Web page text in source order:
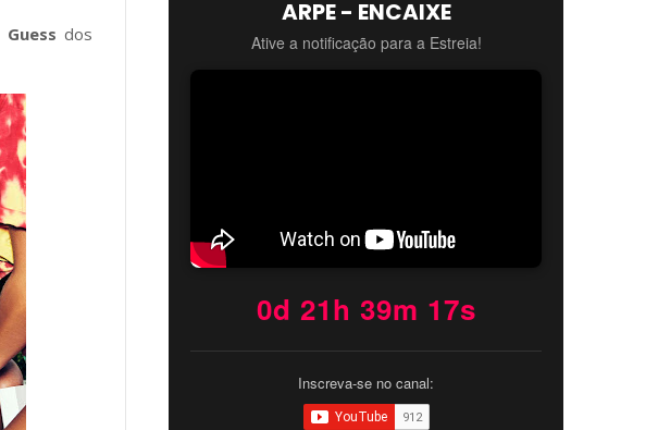
Guess dos
ARPE - ENCAIXE
Ative a notificação para a Estreia!
0d 21h 39m 16s
Inscreva-se no canal: